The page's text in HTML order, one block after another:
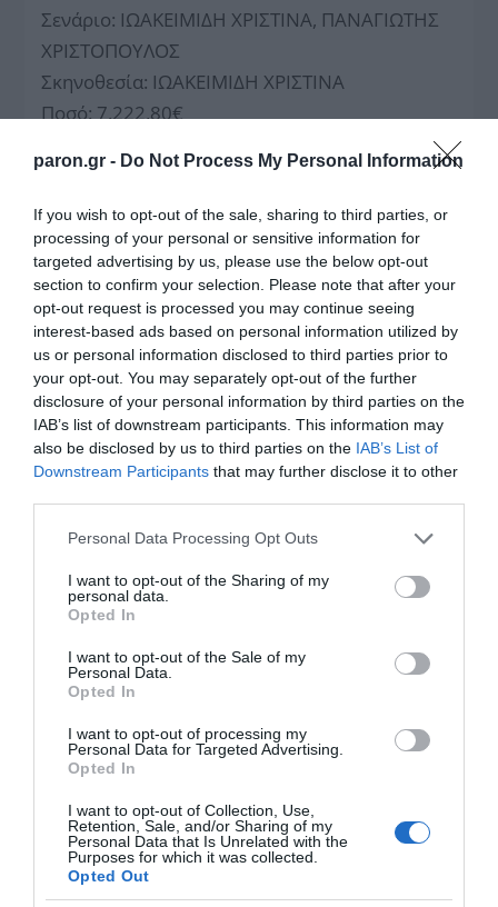
paron.gr - Do Not Process My Personal Information
If you wish to opt-out of the sale, sharing to third parties, or
processing of your personal or sensitive information for
targeted advertising by us, please use the below opt-out
section to confirm your selection. Please note that after your
opt-out request is processed you may continue seeing
interest-based ads based on personal information utilized by
us or personal information disclosed to third parties prior to
your opt-out. You may separately opt-out of the further
disclosure of your personal information by third parties on the
IAB’s list of downstream participants. This information may
also be disclosed by us to third parties on the IAB’s List of
Downstream Participants that may further disclose it to other
Please note that this website/app uses one or more Google
not limited to your visit or usage behaviour. You may click to
grant or deny consent to Google and its third-party tags to
use your data for below specified purposes in below Google
consent section.
Personal Data Processing Opt Outs
I want to opt-out of the Sharing of my
personal data.
Opted In
I want to opt-out of the Sale of my
Personal Data.
Opted In
I want to opt-out of processing my
Personal Data for Targeted Advertising.
Opted In
I want to opt-out of Collection, Use,
Retention, Sale, and/or Sharing of my
Personal Data that Is Unrelated with the
Purposes for which it was collected.
Opted Out
Σενάριο: ΙΩΑΚΕΙΜΙΔΗ ΧΡΙΣΤΙΝΑ, ΠΑΝΑΓΙΩΤΗΣ
ΧΡΙΣΤΟΠΟΥΛΟΣ
Σκηνοθεσία: ΙΩΑΚΕΙΜΙΔΗ ΧΡΙΣΤΙΝΑ
Ποσό: 7.222,80€
ΞΕΝΟΔΟΧΕΙΟ ΟΜΟΝΟΙΑ(ντοκιμαντέρ)
Σενάριο – Σκηνοθεσία: ΚΩΝΣΤΑΝΤΖΑ ΚΑΨΑΛΗ
Ποσό: 4.815,20€
ΠΑΓΟΣ(μυθοπλασία)
Σενάριο: ΚΩΝΣΤΑΝΤΙΝΟΣ ΧΑΤΖΗΝΙΚΟΛΑΟΥ
Ποσό: 6.019€
ΣΗΜΕΙΟ Α(ντοκιμαντέρ)
Σενάριο – Σκηνοθεσία: ΧΕΙΡΑΝΑΓΝΩΣΤΑΚΗ
“TARTARUGA FILMS”
Ποσό: 4.815,20€
Η ΣΤΕΓΗ ΤΟΥ ΣΠΙΤΙΟΥ ΕΙΝΑΙ ΚΟΚΚΙΝΗ
(μυθοπλασία)
Σενάριο – Σκηνοθεσία: ΚΩΝΣΤΑΝΤΙΝΟΣ
ΧΑΡΑΜΟΥΝΤΑΝΗΣ
Ποσό: 6.019€
ΦΙΛΟΚΤΗΤΗΣ(μυθοπλασία)
Σενάριο – Σκηνοθεσία: ΧΑΡΗΣ ΛΑΓΚΟΥΣΗΣ
Ποσό: 6.019€